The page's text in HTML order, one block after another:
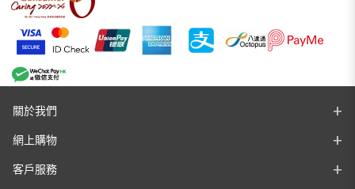
關於我們
網上購物
客戶服務